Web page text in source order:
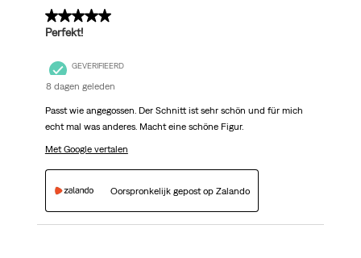
5 van 5 sterren.
Perfekt!
GEVERIFIEERD
8 dagen geleden
Passt wie angegossen. Der Schnitt ist sehr schön und für mich
echt mal was anderes. Macht eine schöne Figur.
Met Google vertalen
Oorspronkelijk gepost op Zalando